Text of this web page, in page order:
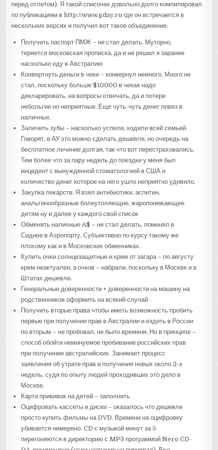
перед отлетом). Я такой списочек довольно долго компилировал
по публикациям в http://www.gday.ru где он встречается в
нескольких версих и получил вот такое объединение:
Получить паспорт ПМЖ – не стал делать. Муторно,
теряется московская прописка, да и не решил я заранее
насколько еду в Австралию
Конвертнуть деньги в чеки – конвернул немного. Много не
стал, поскольку больше $10000 в чеках надо
декларировать, на вопросы отвечать, да и потери
небольгие но неприятные. Еще чуть-чуть денег повез в
наличных.
Залечить зубы – насколько успели, ходили всей семьей.
Говорят, в АУ это можно сделать дешевле, но очередь на
бесплатное лечение долгая, так что вот перестраховались.
Тем более что за пару недель до поездки у меня был
инцедент с вынужденной стоматологией в США и
количество денег которое на него ушло неприятно удивило.
Закупка лекарств. Я взял антибиотики, аспитин,
анальгинообразные болеутоляющие, жаропонижающее
детям ну и далее у каждого свой список
Обменять наличные A$ – не стал делать, поменял в
Сиднее в Аэропорту. Субъективно по курсу такому же
плохому как и в Московских обменниках.
Купить очки солнцезащитные и крем от загара – по августу
крем неактуален, а очков – набрали, поскольку в Москве и в
Штатах дешевле.
Генеральные доверенности + доверенности на машину на
родственников оформить на всякий случай
Получить вторые права чтобы иметь возможность пробить
первые при получении прав в Австралии и ездить в России
по вторым – не пробовал, не было времени. Но в принципе –
способ обойти неминуемое пробивание российских прав
при получении австралийских. Занимает процесс
заявления об утрате прав и получения новых около 2-х
недель, судя по опыту людей проходивших это дело в
Москве.
Карта прививок на детей – заполнить
Оцифровать кассеты и диски – оказалось что дешевле
просто купить фильмы на DVD. Времени на оцифровку
убивается немеряно. CD с музыкой минут за 5
перегоняются в директорию с MP3 программой Nero CD-